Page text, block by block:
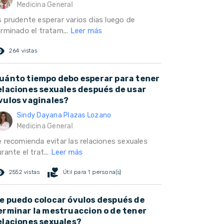
Medicina General
prudente esperar varios dias luego de
el tratam... Leer más
264 vistas
tiempo debo esperar para tener
sexuales después de usar
vaginales?
Sindy Dayana Plazas Lozano
Medicina General
recomienda evitar las relaciones sexuales
el trat... Leer más
2552 vistas volunteer_activism Útil para 1 persona(s)
puedo colocar óvulos después de
la mestruaccion o de tener
sexuales?